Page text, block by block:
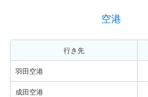
空港
行き先
羽田空港
成田空港